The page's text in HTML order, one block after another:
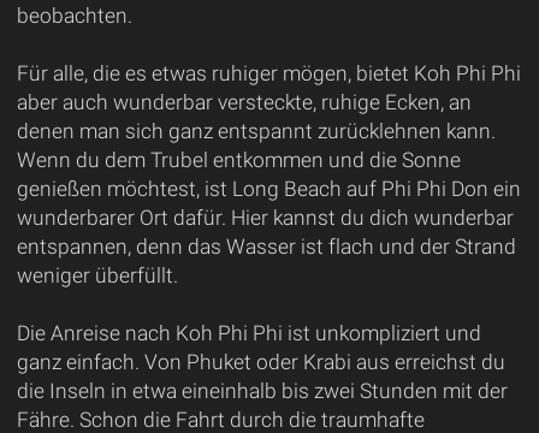
beobachten.
Für alle, die es etwas ruhiger mögen, bietet Koh Phi Phi
aber auch wunderbar versteckte, ruhige Ecken, an
denen man sich ganz entspannt zurücklehnen kann.
Wenn du dem Trubel entkommen und die Sonne
genießen möchtest, ist Long Beach auf Phi Phi Don ein
wunderbarer Ort dafür. Hier kannst du dich wunderbar
entspannen, denn das Wasser ist flach und der Strand
weniger überfüllt.
Die Anreise nach Koh Phi Phi ist unkompliziert und
ganz einfach. Von Phuket oder Krabi aus erreichst du
die Inseln in etwa eineinhalb bis zwei Stunden mit der
Fähre. Schon die Fahrt durch die traumhafte